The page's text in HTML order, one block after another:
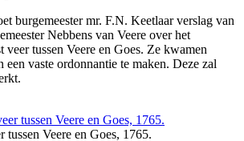
burgemeester mr. F.N. Keetlaar verslag van
Nebbens van Veere over het
veer tussen Veere en Goes. Ze kwamen
een vaste ordonnantie te maken. Deze zal
tussen Veere en Goes, 1765.